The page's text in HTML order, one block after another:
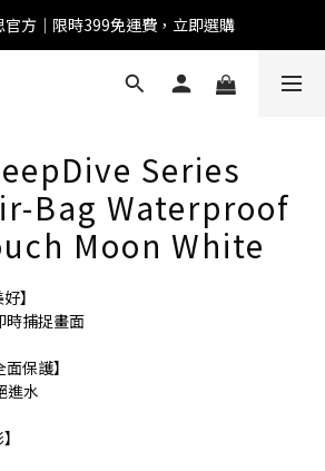
全館滿1500 95折
全館滿1500 95折
Series
Bag Waterproof
Moon White
】
時捕捉畫面
保護】
進水
理
訊
資訊；需要真人客服也可以直接留